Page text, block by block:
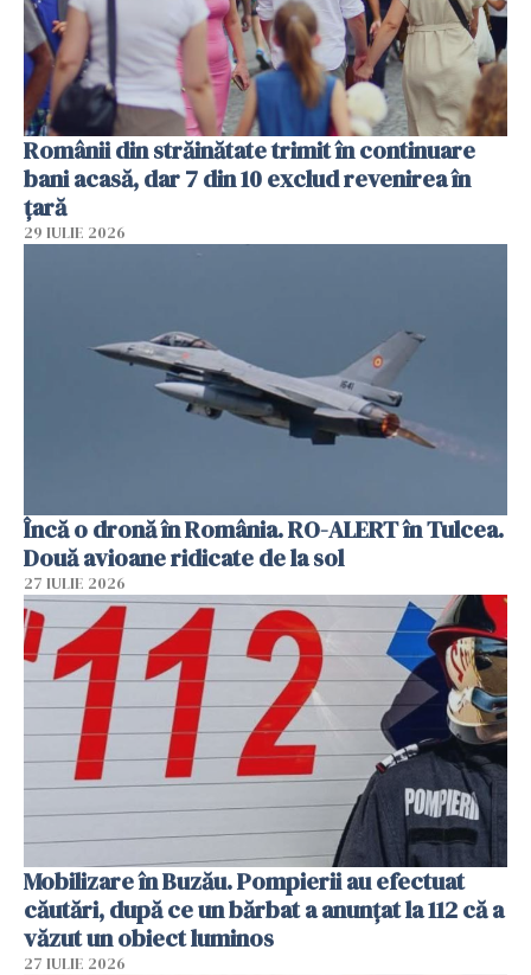
Românii din străinătate trimit în continuare
bani acasă, dar 7 din 10 exclud revenirea în
țară
29 IULIE 2026
Încă o dronă în România. RO-ALERT în Tulcea.
Două avioane ridicate de la sol
27 IULIE 2026
Mobilizare în Buzău. Pompierii au efectuat
căutări, după ce un bărbat a anunțat la 112 că a
văzut un obiect luminos
27 IULIE 2026